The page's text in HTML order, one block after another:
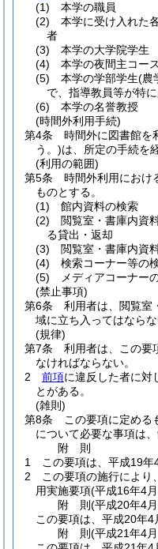
(1)
本学の職員
(2)
本学に受け入れた
者
(3)
本学の大学院学生
(4)
本学の夜間主コー
(5)
本学の学部学生(農
で、指導教員等が特
(6)
本学の名誉教授
(時間外利用手続)
第4条
時間外に図書館を
う。)は、所定の手続を
(利用の範囲)
第5条
時間外利用におけ
ものとする。
(1)
館内資料の検索
(2)
閲覧室・書庫内資
る貸出・返却
(3)
閲覧室・書庫内資
(4)
検索コーナー等の
(5)
メディアコーナー
(禁止事項)
第6条
利用者は、閲覧室
域に立ち入ってはならな
(規律)
第7条
利用者は、この要
なければならない。
2
前項に違反した者に対
とがある。
(雑則)
第8条
この要項に定める
について必要な事項は
附 則
1
この要項は、平成19年
2
この要項の施行により
用実施要項(平成16年4
附 則(平成20年4
この要項は、平成20年4
附 則(平成21年4